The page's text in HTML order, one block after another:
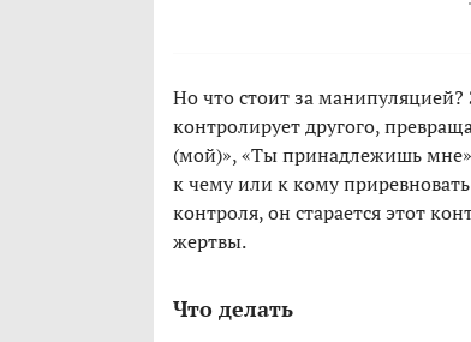
Но что стоит за
контролирует другого,
(мой)», «Ты принадлежишь
к чему или к кому
контроля, он старается этот
жертвы.
Что делать